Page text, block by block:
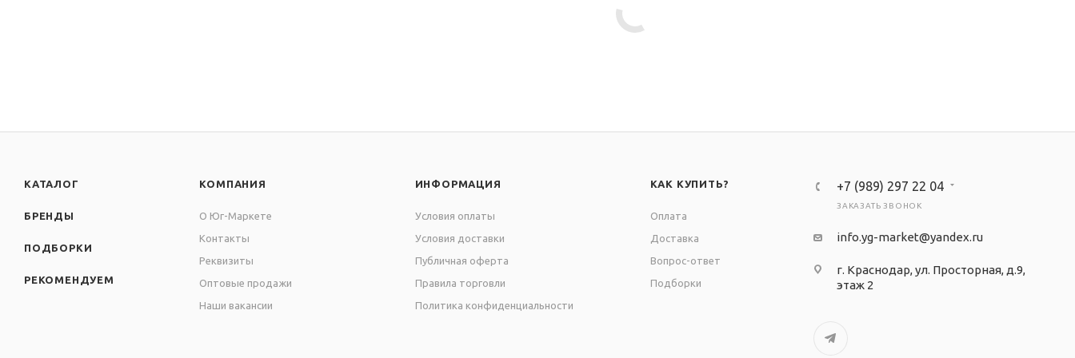
КАТАЛОГ
БРЕНДЫ
ПОДБОРКИ
РЕКОМЕНДУЕМ
КОМПАНИЯ
О Юг-Маркете
Контакты
Реквизиты
Оптовые продажи
Наши вакансии
ИНФОРМАЦИЯ
Условия оплаты
Условия доставки
Публичная оферта
Правила торговли
Политика конфиденциальности
КАК КУПИТЬ?
Оплата
Доставка
Вопрос-ответ
Подборки
+7 (989) 297 22 04
ЗАКАЗАТЬ ЗВОНОК
info.yg-market@yandex.ru
г. Краснодар, ул. Просторная, д.9,
этаж 2